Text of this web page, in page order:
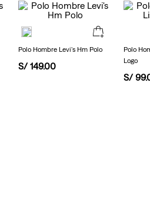
Polo Hombre Levi's Hm Polo
S/ 149.00
Polo
Logo
S/ 99.